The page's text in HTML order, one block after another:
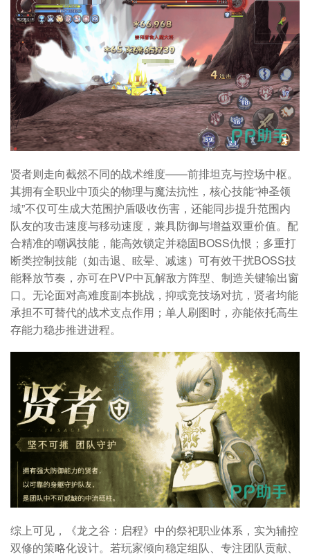
贤者则走向截然不同的战术维度——前排坦克与控场中枢。
其拥有全职业中顶尖的物理与魔法抗性，核心技能“神圣领
域”不仅可生成大范围护盾吸收伤害，还能同步提升范围内
队友的攻击速度与移动速度，兼具防御与增益双重价值。配
合精准的嘲讽技能，能高效锁定并稳固BOSS仇恨；多重打
断类控制技能（如击退、眩晕、减速）可有效干扰BOSS技
能释放节奏，亦可在PVP中瓦解敌方阵型、制造关键输出窗
口。无论面对高难度副本挑战，抑或竞技场对抗，贤者均能
承担不可替代的战术支点作用；单人刷图时，亦能依托高生
存能力稳步推进进程。
综上可见，《龙之谷：启程》中的祭祀职业体系，实为辅控
双修的策略化设计。若玩家倾向稳定组队、专注团队贡献、